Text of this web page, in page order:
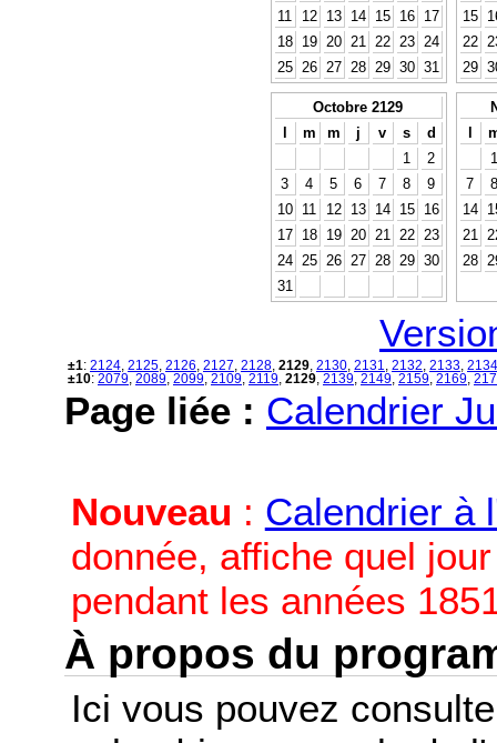
11
12 13 14 15 16
17
18
19 20 21 22 23
24
25
26 27 28 29 30 31
15
22
29
Octobre 2129
l
m m j v s
d
1
2
3
4 5 6 7 8
9
10
11 12 13 14 15
16
17
18 19 20 21 22
23
24
25 26 27 28 29 30
31
l
1
7
8
14
21
28
±1: 2124 2125 2126 2127 2128 2129 2130 2131 2132 2133 2134
±10: 2079 2089 2099 2109 2119 2129 2139 2149 2159 2169
Page liée : Calendrier
Nouveau : Calendrier à
donnée, affiche quel
pendant les années
À propos du
Ici vous pouvez